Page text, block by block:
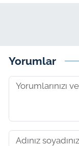
Yorumlar